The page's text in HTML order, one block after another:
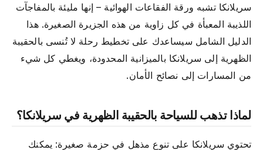
سريلانكا تشبه ورقة الفقاعات الهوائية – إنها مليئة بالمفاجآت
اللذيبة المعبأة في كل زاوية من هذه الجزيرة الصغيرة. هذا
الدليل الشامل سيساعدك على تخطيط رحلة لا تُنسى بالحقيبة
الظهرية إلى سريلانكا بالميزانية المحدودة، ويغطي كل شيء
من المسارات إلى نصائح الأمان.
لماذا تذهب للسياحة بالحقيبة الظهرية في سريلانكا؟
تحتوي سريلانكا على تنوع مذهل في حزمة صغيرة: يمكنك